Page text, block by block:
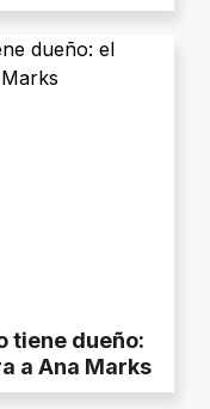
tiene dueño:
a Ana Marks